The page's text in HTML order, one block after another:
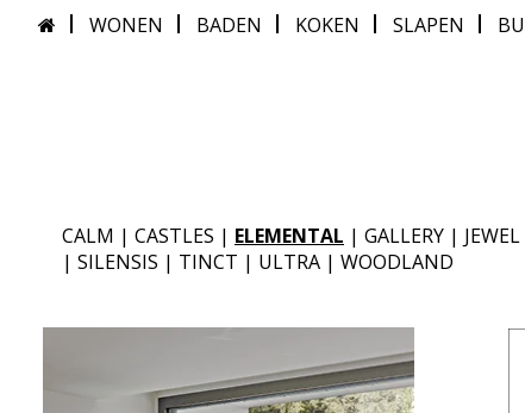
WONEN BADEN KOKEN SLAPEN
CALM | CASTLES | ELEMENTAL | GALLERY | JEWEL
| SILENSIS | TINCT | ULTRA | WOODLAND